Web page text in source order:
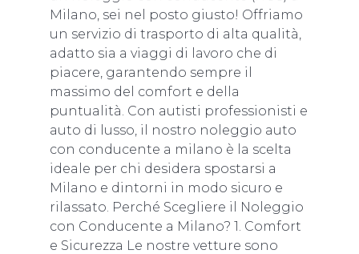
Milano, sei nel posto giusto! Offriamo
un servizio di trasporto di alta qualità,
adatto sia a viaggi di lavoro che di
piacere, garantendo sempre il
massimo del comfort e della
puntualità. Con autisti professionisti e
auto di lusso, il nostro noleggio auto
con conducente a milano è la scelta
ideale per chi desidera spostarsi a
Milano e dintorni in modo sicuro e
rilassato. Perché Scegliere il Noleggio
con Conducente a Milano? 1. Comfort
e Sicurezza Le nostre vetture sono